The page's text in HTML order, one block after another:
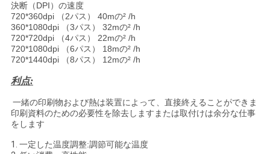
プ
ラ
イ
バ
シ
ー
決断（DPI）の速度
720*360dpi （2パス） 40mの² /h
360*1080dpi （3パス） 32mの² /h
720*720dpi （4パス） 22mの² /h
720*1080dpi （6パス） 18mの² /h
720*1440dpi （8パス） 12mの² /h
利点:
一緒の印刷物および熱は装置によって、直接終えることができま
印刷資料のための必要性を除去しますまたは取付けは余分な仕事
をします
1. 一定した温度調整:調節可能な温度